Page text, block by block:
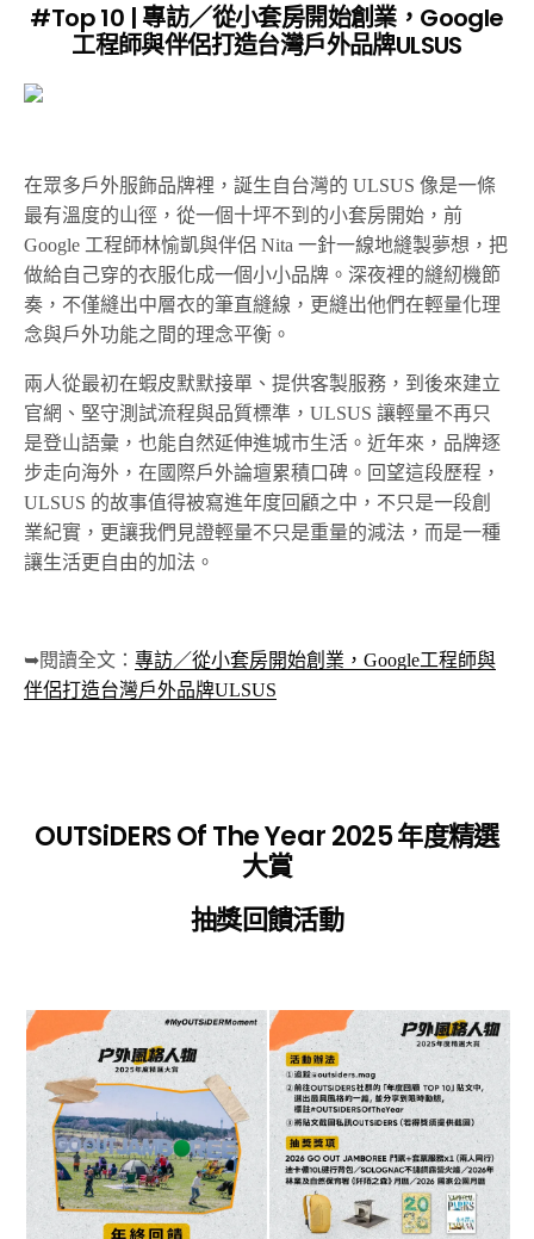
#Top 10 | 專訪／從小套房開始創業，Google
工程師與伴侶打造台灣戶外品牌ULSUS
在眾多戶外服飾品牌裡，誕生自台灣的 ULSUS 像是一條
最有溫度的山徑，從一個十坪不到的小套房開始，前
Google 工程師林愉凱與伴侶 Nita 一針一線地縫製夢想，把
做給自己穿的衣服化成一個小小品牌。深夜裡的縫紉機節
奏，不僅縫出中層衣的筆直縫線，更縫出他們在輕量化理
念與戶外功能之間的理念平衡。
兩人從最初在蝦皮默默接單、提供客製服務，到後來建立
官網、堅守測試流程與品質標準，ULSUS 讓輕量不再只
是登山語彙，也能自然延伸進城市生活。近年來，品牌逐
步走向海外，在國際戶外論壇累積口碑。回望這段歷程，
ULSUS 的故事值得被寫進年度回顧之中，不只是一段創
業紀實，更讓我們見證輕量不只是重量的減法，而是一種
讓生活更自由的加法。
➥閱讀全文： 專訪／從小套房開始創業，Google工程師與
伴侶打造台灣戶外品牌ULSUS
OUTSiDERS Of The Year 2025 年度精選
大賞
抽獎回饋活動